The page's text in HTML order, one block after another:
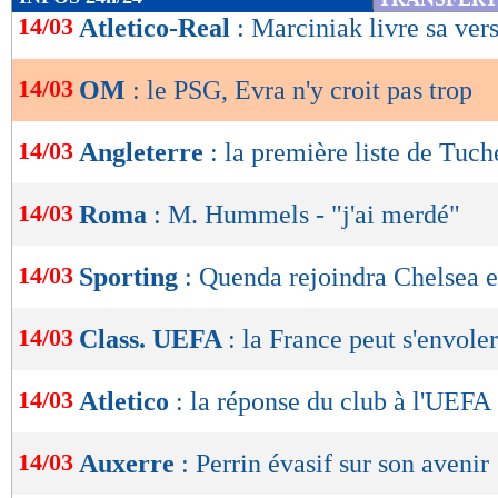
de
OK
14/03 Atletico-Real : Marciniak livre sa
14/03 OM : le PSG, Evra n'y croit pas trop
14/03 Angleterre : la première liste de
14/03 Roma : M. Hummels - "j'ai merdé"
14/03 Sporting : Quenda rejoindra Chelsea
14/03 Class. UEFA : la France peut s'envoler
14/03 Atletico : la réponse du club à l'UEFA
14/03 Auxerre : Perrin évasif sur son avenir